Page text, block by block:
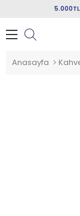
5.000TL
Anasayfa